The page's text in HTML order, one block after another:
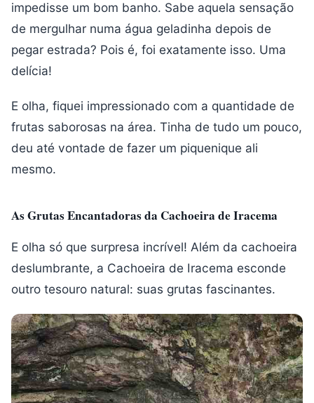
impedisse um bom banho. Sabe aquela sensação
de mergulhar numa água geladinha depois de
pegar estrada? Pois é, foi exatamente isso. Uma
delícia!
E olha, fiquei impressionado com a quantidade de
frutas saborosas na área. Tinha de tudo um pouco,
deu até vontade de fazer um piquenique ali
mesmo.
As Grutas Encantadoras da Cachoeira de Iracema
E olha só que surpresa incrível! Além da cachoeira
deslumbrante, a Cachoeira de Iracema esconde
outro tesouro natural: suas grutas fascinantes.